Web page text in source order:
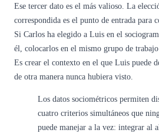
Ese tercer dato es el más valioso. La
correspondida es el punto de entrada para
Si Carlos ha elegido a Luis en el
él, colocarlos en el mismo grupo de
Es crear el contexto en el que Luis puede
de otra manera nunca hubiera visto.
Los datos sociométricos permiten
cuatro criterios simultáneos que
puede manejar a la vez: integrar al